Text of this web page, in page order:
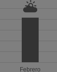
Febrero